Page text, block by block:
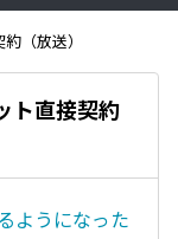
（放送）
ト直接契約
ようになった